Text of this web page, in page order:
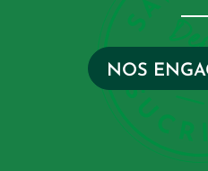
NOS